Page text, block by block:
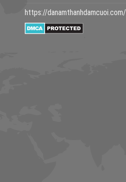
https://danamthanhdamcuoi.com/